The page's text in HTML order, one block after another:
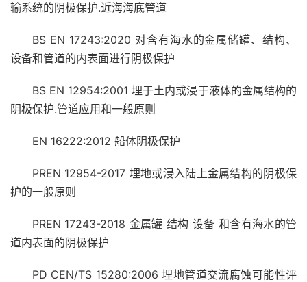
输系统的阴极保护.近海海底管道
BS EN 17243:2020 对含有海水的金属储罐、结构、
设备和管道的内表面进行阴极保护
BS EN 12954:2001 埋于土内或浸于液体的金属结构的
阴极保护.管道应用和一般原则
EN 16222:2012 船体阴极保护
PREN 12954-2017 埋地或浸入陆上金属结构的阴极保
护的一般原则
PREN 17243-2018 金属罐 结构 设备 和含有海水的管
道内表面的阴极保护
PD CEN/TS 15280:2006 埋地管道交流腐蚀可能性评